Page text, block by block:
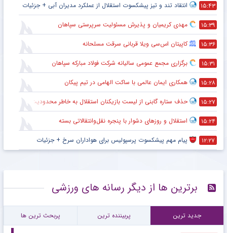
۱۵:۴۳ انتقاد تند و تیز پیشکسوت استقلال از عملکرد مدیران آبی + جزئیات
۱۵:۳۹ مهدی کریمیان و پذیرش مسئولیت سرپرستی سپاهان
۱۵:۳۶ کاپیتان اس‌سی ویلا قربانی سرقت مسلحانه
۱۵:۳۱ برگزاری مجمع عمومی سالیانه شرکت فولاد مبارکه سپاهان
۱۵:۲۸ همکاری ایمان عالمی با ساکت الهامی در تیم پیکان
۱۵:۲۷ حذف ستاره گابنی از لیست بازیکنان استقلال به خاطر محدودیت نقل‌وانتقالاتی
۱۵:۲۴ استقلال و روزهای دشوار با پنجره نقل‌وانتقالاتی بسته
۱۲:۲۷ پیام مهم پیشکسوت پرسپولیس برای هواداران سرخ + جزئیات
برترین ها از دیگر رسانه های ورزشی
جدید ترین پربیننده ترین پربحث ترین ها